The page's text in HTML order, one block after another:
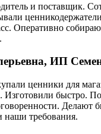
и поставщик.
Оперативно
ИП
ценники для
Изготовили быстро.
Делают
наши требования.